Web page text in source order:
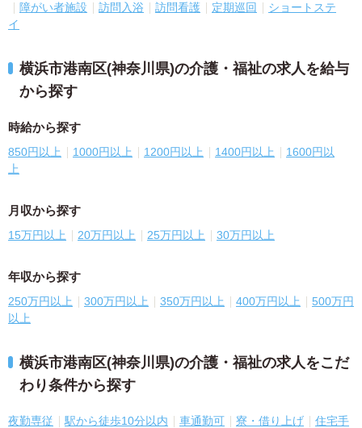
障がい者施設
訪問入浴 訪問看護 定期巡回
ショートステ
イ
横浜市港南区(神奈川県)の介護・福祉の求人を給与
から探す
時給から探す
850円以上 1000円以上 1200円以上 1400円以上
1600円以
上
月収から探す
15万円以上 20万円以上 25万円以上 30万円以上
年収から探す
250万円以上 300万円以上 350万円以上 400万円以上
500万円
以上
横浜市港南区(神奈川県)の介護・福祉の求人をこだ
わり条件から探す
夜勤専従 駅から徒歩10分以内 車通勤可 寮・借り上げ
住宅手